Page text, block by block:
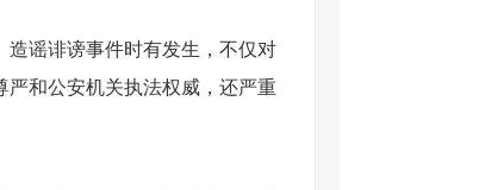
造谣诽谤事件时有发生，不仅对
严和公安机关执法权威，还严重